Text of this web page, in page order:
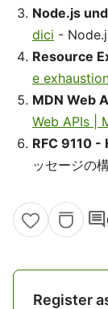
Node.js
dici -
Resource
e
MDN Web
Web APIs |
RFC 9110 -
ッセージの
comment
Register